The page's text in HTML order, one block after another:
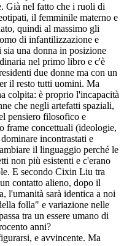
Già nel fatto che i ruoli di
il femminile materno e
quindi al massimo gli
di infantilizzazione e
una donna in posizione
nel primo libro e c'è
due donne ma con un
il resto tutti uomini. Ma
colpita: è proprio l'incapacità
che negli artefatti spaziali,
pensiero filosofico e
frame concettuali (ideologie,
incontrastati e
il linguaggio perché le
non più esistenti e c'erano
E secondo Cixin Liu tra
contatto alieno, dopo il
l'umanità sarà identica a noi
folla" e variazione nelle
tra un essere umano di
anni?
e avvincente. Ma